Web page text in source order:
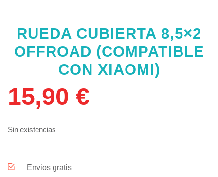
RUEDA CUBIERTA 8,5×2
OFFROAD (COMPATIBLE
CON XIAOMI)
15,90 €
Sin existencias
Envios gratis